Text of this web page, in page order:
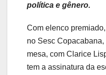
política e gênero.
Com elenco
no Sesc Copacabana,
mesa, com Clarice
tem a assinatura da